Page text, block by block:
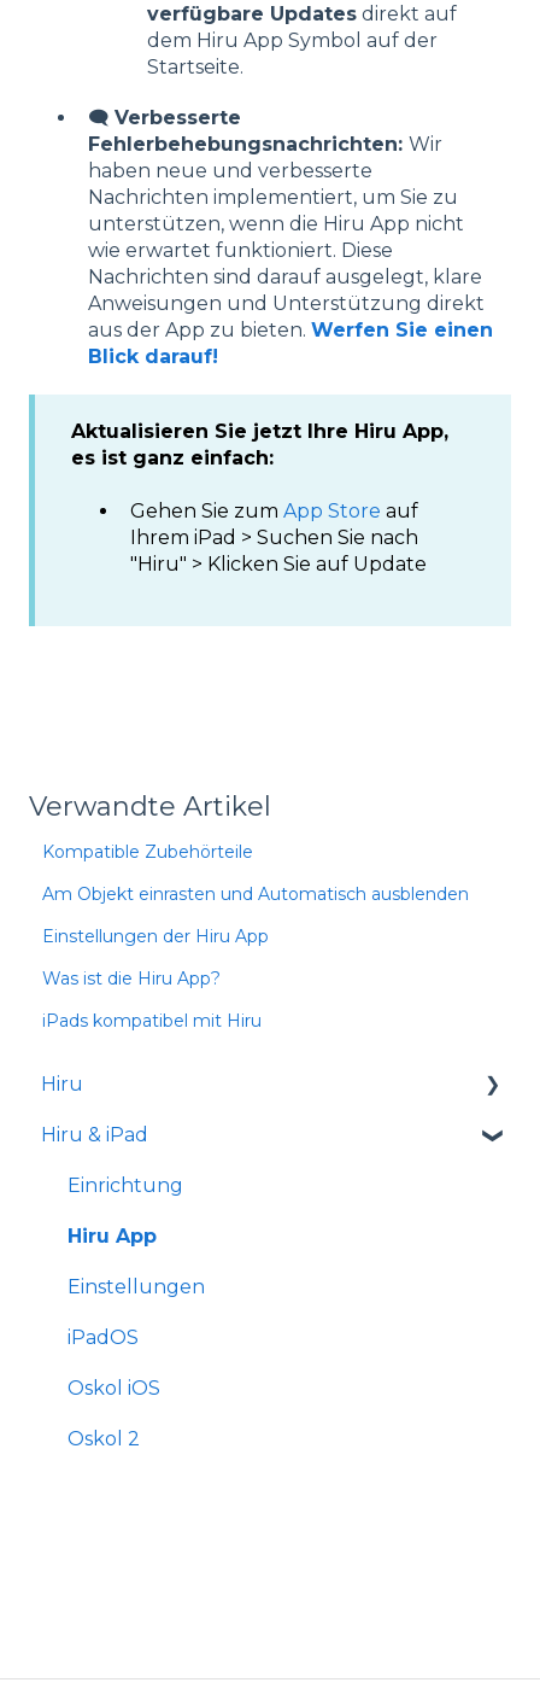
verfügbare Updates direkt auf
dem Hiru App Symbol auf der
Startseite.
🗨️ Verbesserte
Fehlerbehebungsnachrichten: Wir
haben neue und verbesserte
Nachrichten implementiert, um Sie zu
unterstützen, wenn die Hiru App nicht
wie erwartet funktioniert. Diese
Nachrichten sind darauf ausgelegt, klare
Anweisungen und Unterstützung direkt
aus der App zu bieten. Werfen Sie einen
Blick darauf!
Aktualisieren Sie jetzt Ihre Hiru App,
es ist ganz einfach:
Gehen Sie zum App Store auf
Ihrem iPad > Suchen Sie nach
"Hiru" > Klicken Sie auf Update
Verwandte Artikel
Kompatible Zubehörteile
Am Objekt einrasten und Automatisch ausblenden
Einstellungen der Hiru App
Was ist die Hiru App?
iPads kompatibel mit Hiru
Hiru
Versionshinweise
Hiru & iPad
Einrichtung
Hiru App
Einstellungen
iPadOS
Oskol iOS
Oskol 2